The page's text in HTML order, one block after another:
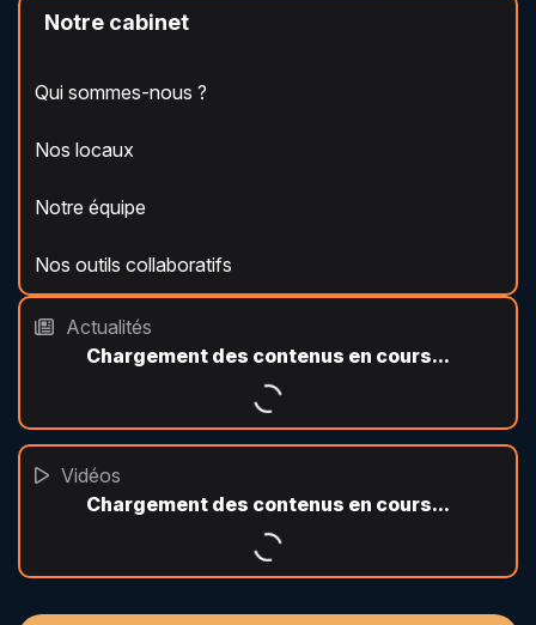
Notre cabinet
Qui sommes-nous ?
Nos locaux
Notre équipe
Nos outils collaboratifs
Actualités
Vidéos